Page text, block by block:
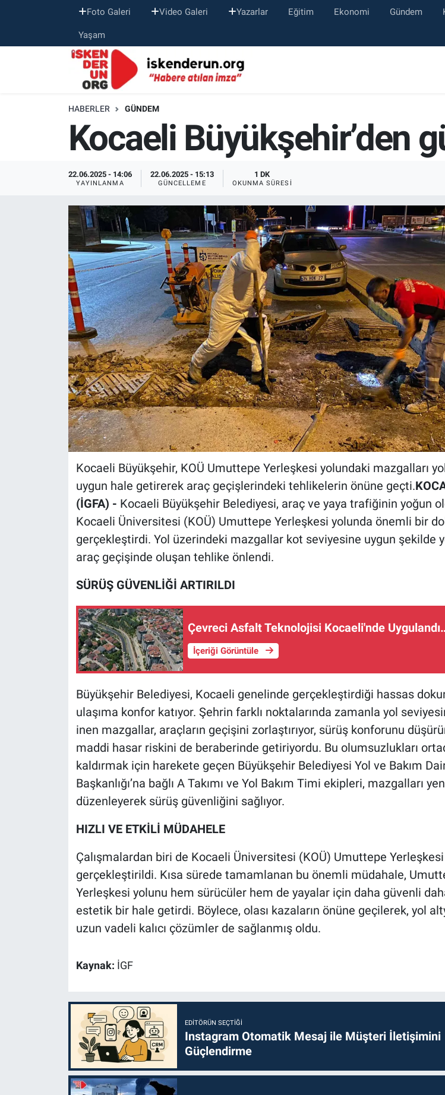
Foto Galeri Video Galeri Yazarlar Eğitim Ekonomi Gündem
Yaşam
HABERLER GÜNDEM
Kocaeli Büyükşehir’den
22.06.2025 - 14:06
YAYINLANMA
22.06.2025 - 15:13
GÜNCELLEME
1 DK
OKUNMA SÜRESI
Kocaeli Büyükşehir, KOÜ Umuttepe Yerleşkesi yolundaki mazgalları
uygun hale getirerek araç geçişlerindeki tehlikelerin önüne geçti.
(İGFA) - Kocaeli Büyükşehir Belediyesi, araç ve yaya trafiğinin yoğun
Kocaeli Üniversitesi (KOÜ) Umuttepe Yerleşkesi yolunda önemli bir
gerçekleştirdi. Yol üzerindeki mazgallar kot seviyesine uygun şekilde
araç geçişinde oluşan tehlike önlendi.
SÜRÜŞ GÜVENLİĞİ ARTIRILDI
Çevreci Asfalt Teknolojisi Kocaeli'nde
İçeriği Görüntüle
Büyükşehir Belediyesi, Kocaeli genelinde gerçekleştirdiği hassas
ulaşıma konfor katıyor. Şehrin farklı noktalarında zamanla yol
inen mazgallar, araçların geçişini zorlaştırıyor, sürüş konforunu
maddi hasar riskini de beraberinde getiriyordu. Bu olumsuzlukları
kaldırmak için harekete geçen Büyükşehir Belediyesi Yol ve Bakım
Başkanlığı’na bağlı A Takımı ve Yol Bakım Timi ekipleri, mazgalları
düzenleyerek sürüş güvenliğini sağlıyor.
HIZLI VE ETKİLİ MÜDAHELE
Çalışmalardan biri de Kocaeli Üniversitesi (KOÜ) Umuttepe
gerçekleştirildi. Kısa sürede tamamlanan bu önemli müdahale,
Yerleşkesi yolunu hem sürücüler hem de yayalar için daha güvenli
estetik bir hale getirdi. Böylece, olası kazaların önüne geçilerek, yol
uzun vadeli kalıcı çözümler de sağlanmış oldu.
Kaynak: İGF
EDITÖRÜN SEÇTIĞI
Instagram Otomatik Mesaj ile Müşteri İletişimini
Güçlendirme